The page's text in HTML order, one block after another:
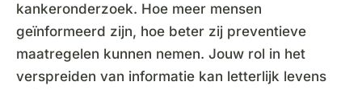
kankeronderzoek. Hoe meer mensen
geïnformeerd zijn, hoe beter zij preventieve
maatregelen kunnen nemen. Jouw rol in het
verspreiden van informatie kan letterlijk levens